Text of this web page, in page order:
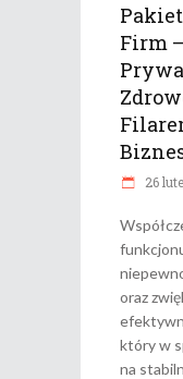
Firm
26
oraz
który w
na